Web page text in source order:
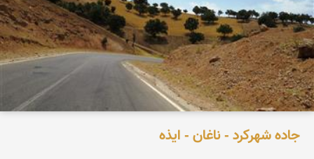
جاده شهرکرد - ناغان - ایذه